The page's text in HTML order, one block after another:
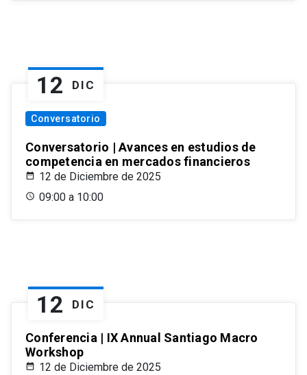
12 DIC
Conversatorio
Conversatorio | Avances en estudios de
competencia en mercados financieros
12 de Diciembre de 2025
09:00 a 10:00
12 DIC
Conferencia | IX Annual Santiago Macro
Workshop
12 de Diciembre de 2025